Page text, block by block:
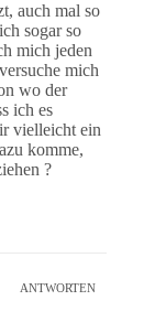
auch mal so
sogar so
mich jeden
mich
wo der
ich es
vielleicht ein
komme,
?
ANTWORTEN